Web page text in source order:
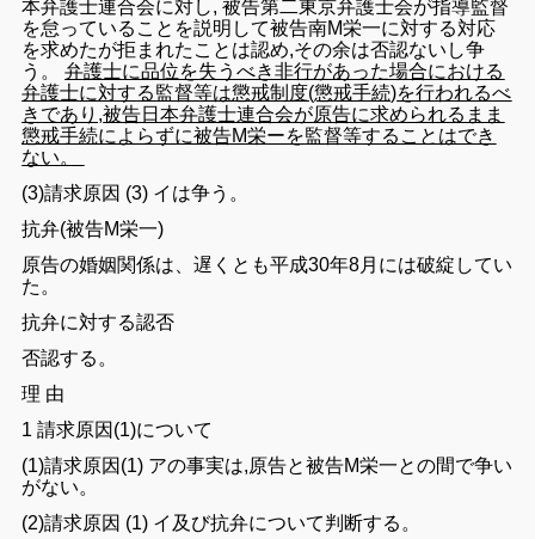
本弁護士連合会に対し,被告第二東京弁護士会が指導監督
を怠っている こと を説明 して被告南M栄一に対する対応
を求めたが拒まれたことは認め,その余は否認ないし争
う。弁護士に品位を失うべき非行があった場合における
弁護士に対する監督等は懲戒制度(懲戒手続)を行われるべ
き であり,被告日本弁護士連合会が原告に求められるまま
懲戒手続に よらずに被告M栄ーを監督等する ことはでき
ない。
(3)請求原因 (3) イ は争う。
抗弁(被告M栄一)
原告の婚姻関係は、遅くとも平成30年8月には破綻してい
た 。
抗弁に対する認否
否認する。
理 由
1請求原因(1)について
(1)請求原因(1) アの事実は,原告と被告M栄一との間で争い
がない。
(2)請求原因 (1) イ 及び抗弁について判断する。